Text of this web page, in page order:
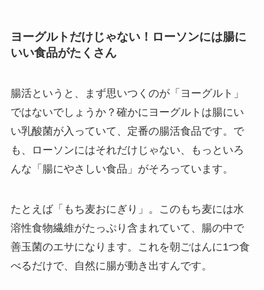
ヨーグルトだけじゃない！ローソンには腸に
いい食品がたくさん
腸活というと、まず思いつくのが「ヨーグルト」
ではないでしょうか？確かにヨーグルトは腸にい
い乳酸菌が入っていて、定番の腸活食品です。で
も、ローソンにはそれだけじゃない、もっといろ
んな「腸にやさしい食品」がそろっています。
たとえば「もち麦おにぎり」。このもち麦には水
溶性食物繊維がたっぷり含まれていて、腸の中で
善玉菌のエサになります。これを朝ごはんに1つ食
べるだけで、自然に腸が動き出すんです。